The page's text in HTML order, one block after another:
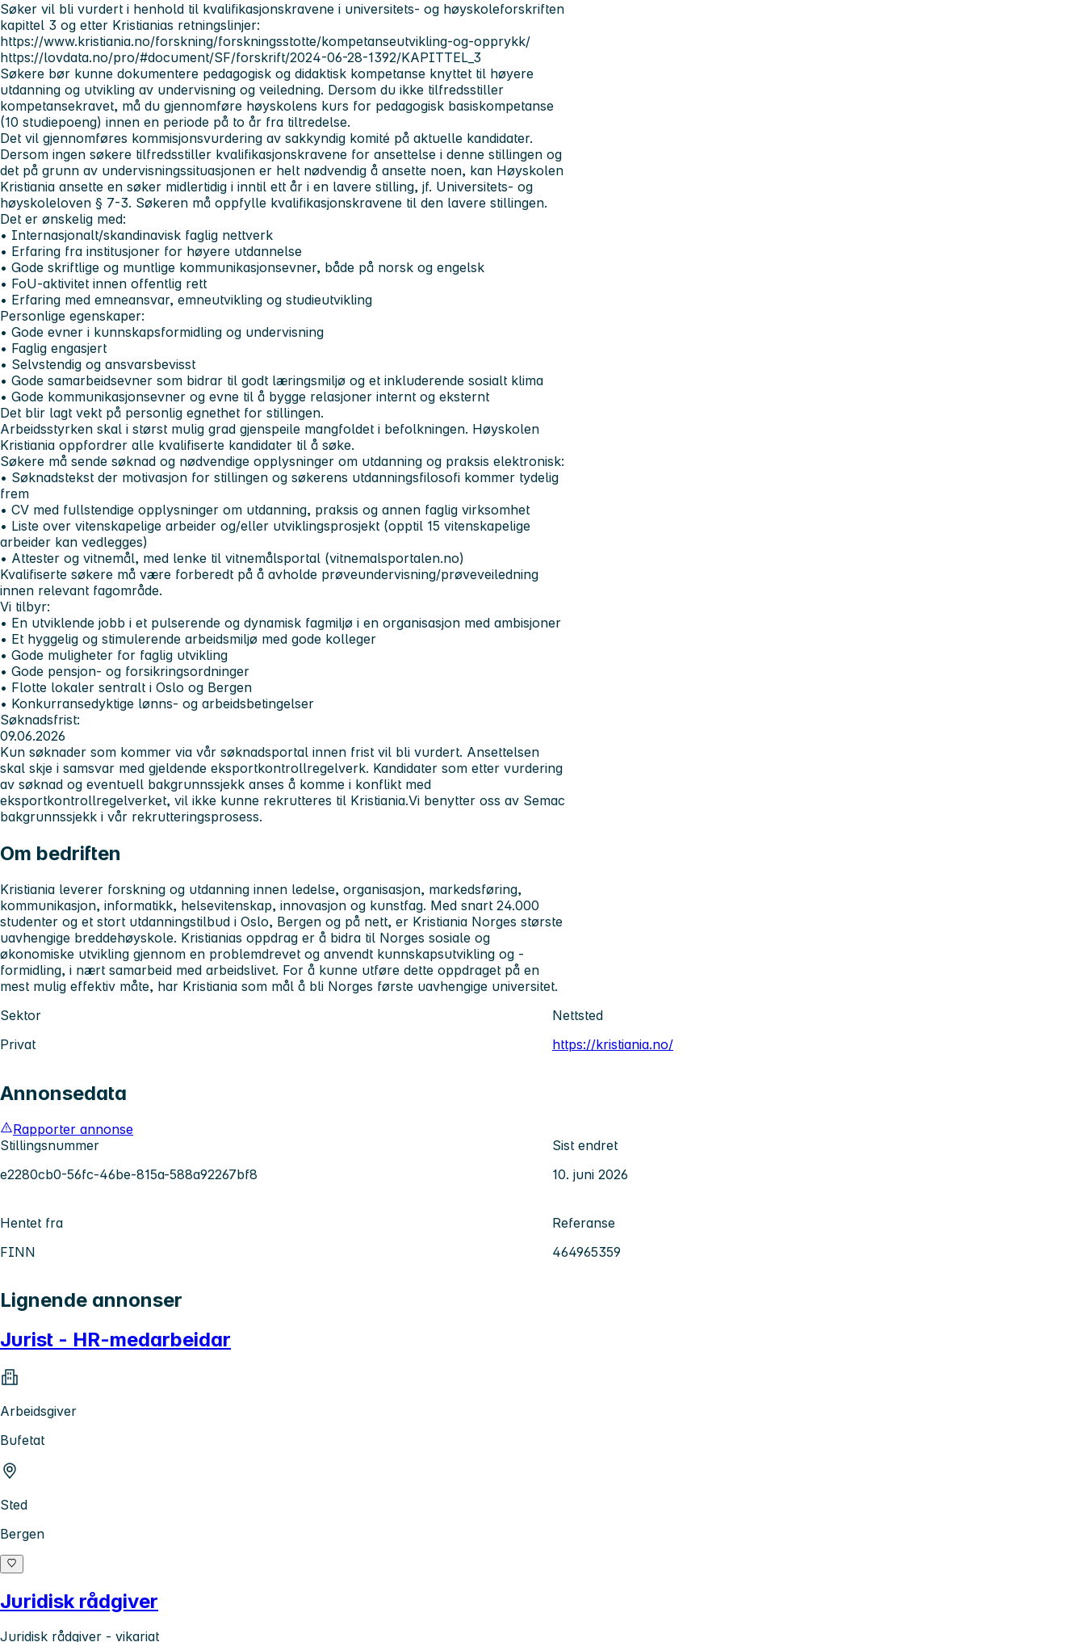
Søker vil bli vurdert i henhold til kvalifikasjonskravene i universitets- og høyskoleforskriften
kapittel 3 og etter Kristianias retningslinjer:
https://www.kristiania.no/forskning/forskningsstotte/kompetanseutvikling-og-opprykk/
https://lovdata.no/pro/#document/SF/forskrift/2024-06-28-1392/KAPITTEL_3
Søkere bør kunne dokumentere pedagogisk og didaktisk kompetanse knyttet til høyere
utdanning og utvikling av undervisning og veiledning. Dersom du ikke tilfredsstiller
kompetansekravet, må du gjennomføre høyskolens kurs for pedagogisk basiskompetanse
(10 studiepoeng) innen en periode på to år fra tiltredelse.
Det vil gjennomføres kommisjonsvurdering av sakkyndig komité på aktuelle kandidater.
Dersom ingen søkere tilfredsstiller kvalifikasjonskravene for ansettelse i denne stillingen og
det på grunn av undervisningssituasjonen er helt nødvendig å ansette noen, kan Høyskolen
Kristiania ansette en søker midlertidig i inntil ett år i en lavere stilling, jf. Universitets- og
høyskoleloven § 7-3. Søkeren må oppfylle kvalifikasjonskravene til den lavere stillingen.
Det er ønskelig med:
• Internasjonalt/skandinavisk faglig nettverk
• Erfaring fra institusjoner for høyere utdannelse
• Gode skriftlige og muntlige kommunikasjonsevner, både på norsk og engelsk
• FoU-aktivitet innen offentlig rett
• Erfaring med emneansvar, emneutvikling og studieutvikling
Personlige egenskaper:
• Gode evner i kunnskapsformidling og undervisning
• Faglig engasjert
• Selvstendig og ansvarsbevisst
• Gode samarbeidsevner som bidrar til godt læringsmiljø og et inkluderende sosialt klima
• Gode kommunikasjonsevner og evne til å bygge relasjoner internt og eksternt
Det blir lagt vekt på personlig egnethet for stillingen.
Arbeidsstyrken skal i størst mulig grad gjenspeile mangfoldet i befolkningen. Høyskolen
Kristiania oppfordrer alle kvalifiserte kandidater til å søke.
Søkere må sende søknad og nødvendige opplysninger om utdanning og praksis elektronisk:
• Søknadstekst der motivasjon for stillingen og søkerens utdanningsfilosofi kommer tydelig
frem
• CV med fullstendige opplysninger om utdanning, praksis og annen faglig virksomhet
• Liste over vitenskapelige arbeider og/eller utviklingsprosjekt (opptil 15 vitenskapelige
arbeider kan vedlegges)
• Attester og vitnemål, med lenke til vitnemålsportal (vitnemalsportalen.no)
Kvalifiserte søkere må være forberedt på å avholde prøveundervisning/prøveveiledning
innen relevant fagområde.
Vi tilbyr:
• En utviklende jobb i et pulserende og dynamisk fagmiljø i en organisasjon med ambisjoner
• Et hyggelig og stimulerende arbeidsmiljø med gode kolleger
• Gode muligheter for faglig utvikling
• Gode pensjon- og forsikringsordninger
• Flotte lokaler sentralt i Oslo og Bergen
• Konkurransedyktige lønns- og arbeidsbetingelser
Søknadsfrist:
09.06.2026
Kun søknader som kommer via vår søknadsportal innen frist vil bli vurdert. Ansettelsen
skal skje i samsvar med gjeldende eksportkontrollregelverk. Kandidater som etter vurdering
av søknad og eventuell bakgrunnssjekk anses å komme i konflikt med
eksportkontrollregelverket, vil ikke kunne rekrutteres til Kristiania.Vi benytter oss av Semac
bakgrunnssjekk i vår rekrutteringsprosess.
Om bedriften
Kristiania leverer forskning og utdanning innen ledelse, organisasjon, markedsføring,
kommunikasjon, informatikk, helsevitenskap, innovasjon og kunstfag. Med snart 24.000
studenter og et stort utdanningstilbud i Oslo, Bergen og på nett, er Kristiania Norges største
uavhengige breddehøyskole. Kristianias oppdrag er å bidra til Norges sosiale og
økonomiske utvikling gjennom en problemdrevet og anvendt kunnskapsutvikling og -
formidling, i nært samarbeid med arbeidslivet. For å kunne utføre dette oppdraget på en
mest mulig effektiv måte, har Kristiania som mål å bli Norges første uavhengige universitet.
Sektor
Privat
Nettsted
https://kristiania.no/
Annonsedata
Rapporter annonse
Stillingsnummer
e2280cb0-56fc-46be-815a-588a92267bf8
Sist endret
10. juni 2026
Hentet fra
FINN
Referanse
464965359
Lignende annonser
Jurist - HR-medarbeidar
Arbeidsgiver
Bufetat
Sted
Bergen
Juridisk rådgiver
Juridisk rådgiver - vikariat